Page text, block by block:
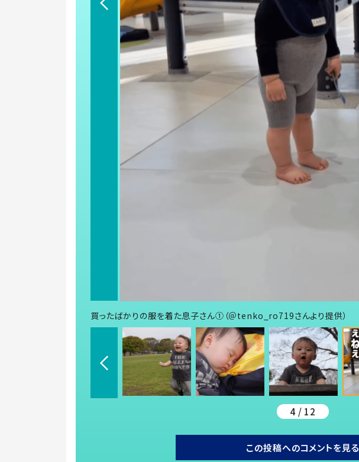
買ったばかりの服を着た息子さん①（＠tenko_ro719さんより提供）
4 / 12
この投稿へのコメントを見る